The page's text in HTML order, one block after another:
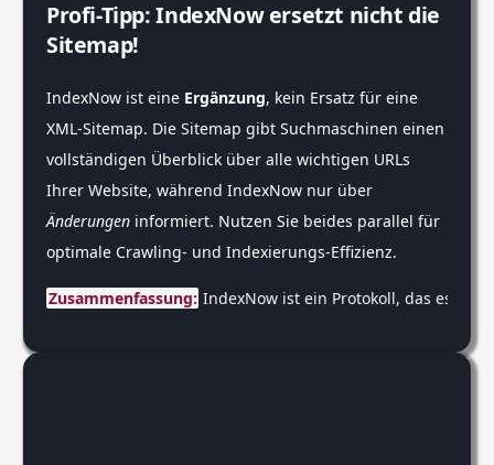
Profi-Tipp: IndexNow ersetzt nicht die
Sitemap!
IndexNow ist eine Ergänzung, kein Ersatz für eine
XML-Sitemap. Die Sitemap gibt Suchmaschinen einen
vollständigen Überblick über alle wichtigen URLs
Ihrer Website, während IndexNow nur über
Änderungen informiert. Nutzen Sie beides parallel für
optimale Crawling- und Indexierungs-Effizienz.
Zusammenfassung: IndexNow ist ein Protokoll, das es